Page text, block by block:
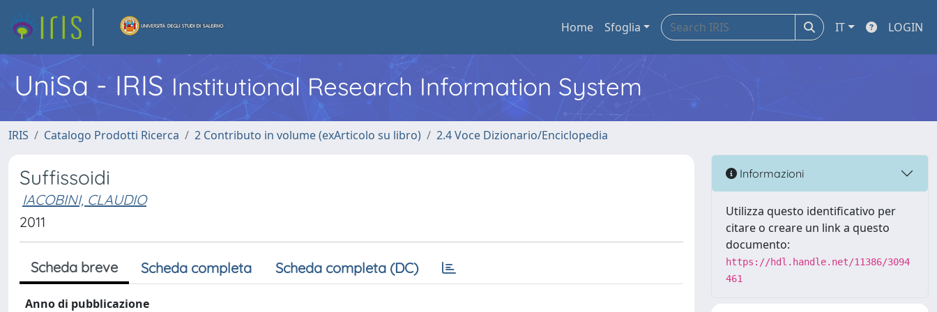
Home Sfoglia IT LOGIN
UniSa - IRIS Institutional Research Information System
IRIS Catalogo Prodotti Ricerca 2 Contributo in volume (exArticolo su libro) 2.4 Voce Dizionario/Enciclopedia
Suffissoidi
IACOBINI, CLAUDIO
2011
Scheda breve Scheda completa Scheda completa (DC)
Anno di pubblicazione
Informazioni
Utilizza questo identificativo per
citare o creare un link a questo
documento:
https://hdl.handle.net/11386/3094
461